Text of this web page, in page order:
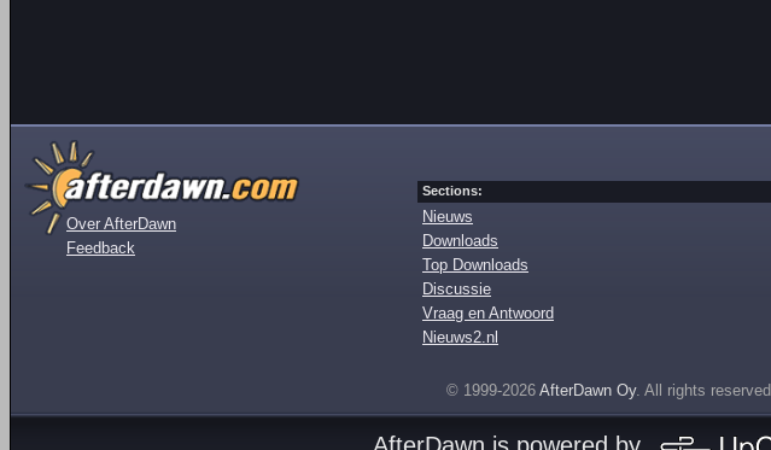
Over AfterDawn
Feedback
Sections:
Nieuws
Downloads
Top Downloads
Discussie
Vraag en Antwoord
Nieuws2.nl
© 1999-2026 AfterDawn Oy. All rights reserved